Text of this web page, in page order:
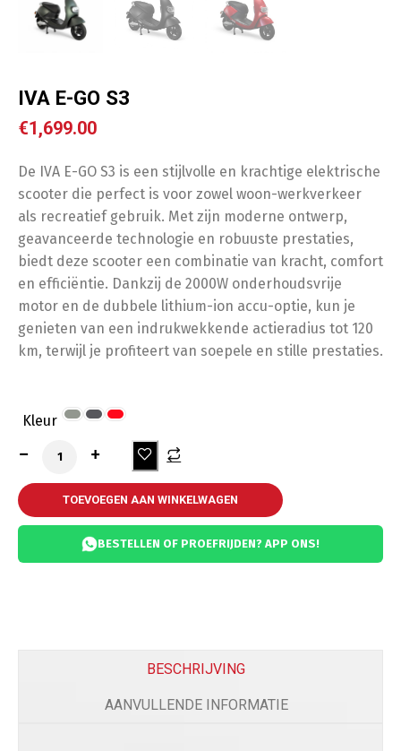
IVA E-GO S3
€1,699.00
De IVA E-GO S3 is een stijlvolle en krachtige elektrische
scooter die perfect is voor zowel woon-werkverkeer
als recreatief gebruik. Met zijn moderne ontwerp,
geavanceerde technologie en robuuste prestaties,
biedt deze scooter een combinatie van kracht, comfort
en efficiëntie. Dankzij de 2000W onderhoudsvrije
motor en de dubbele lithium-ion accu-optie, kun je
genieten van een indrukwekkende actieradius tot 120
km, terwijl je profiteert van soepele en stille prestaties.
Kleur
TOEVOEGEN AAN WINKELWAGEN
BESTELLEN OF PROEFRIJDEN? APP ONS!
BESCHRIJVING
AANVULLENDE INFORMATIE